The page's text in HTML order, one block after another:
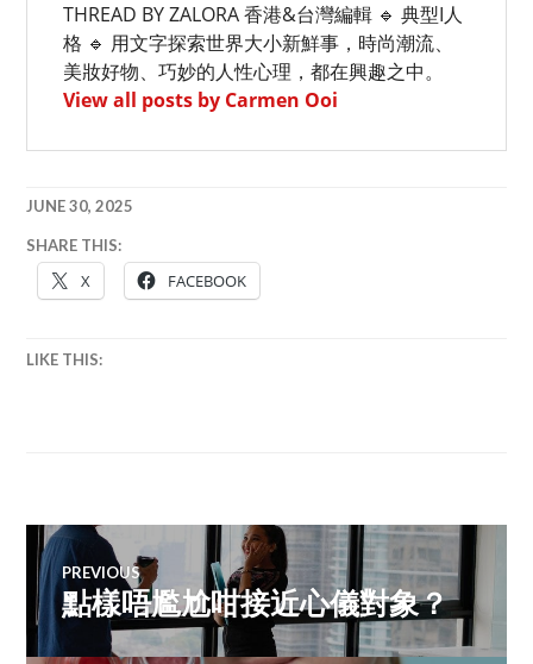
THREAD BY ZALORA 香港&台灣編輯 🔹 典型I人
格 🔹 用文字探索世界大小新鮮事，時尚潮流、
美妝好物、巧妙的人性心理，都在興趣之中。
View all posts by Carmen Ooi
JUNE 30, 2025
中
身
SHARE THIS:
X FACEBOOK
LIKE THIS:
Post
navigation
PREVIOUS
Previous
post:
點樣唔尷尬咁接近心儀對象？